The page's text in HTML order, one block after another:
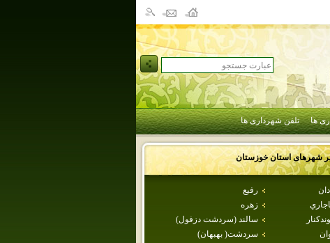
ها تلفن شهرداری ها
شهرهای استانخوزستان
رفيع
زهره
سالند (سردشت دزفول)
سردشت( بهبهان)